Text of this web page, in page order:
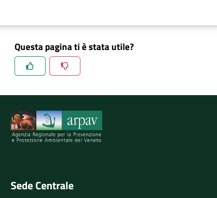
Questa pagina ti è stata utile?
Spiegaci perchè, e aiutaci a migliorare il servizio
Sede Centrale